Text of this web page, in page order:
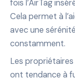
fois l’AirTag
Cela permet à
avec une
constamment.
Les propriétaires
ont tendance à